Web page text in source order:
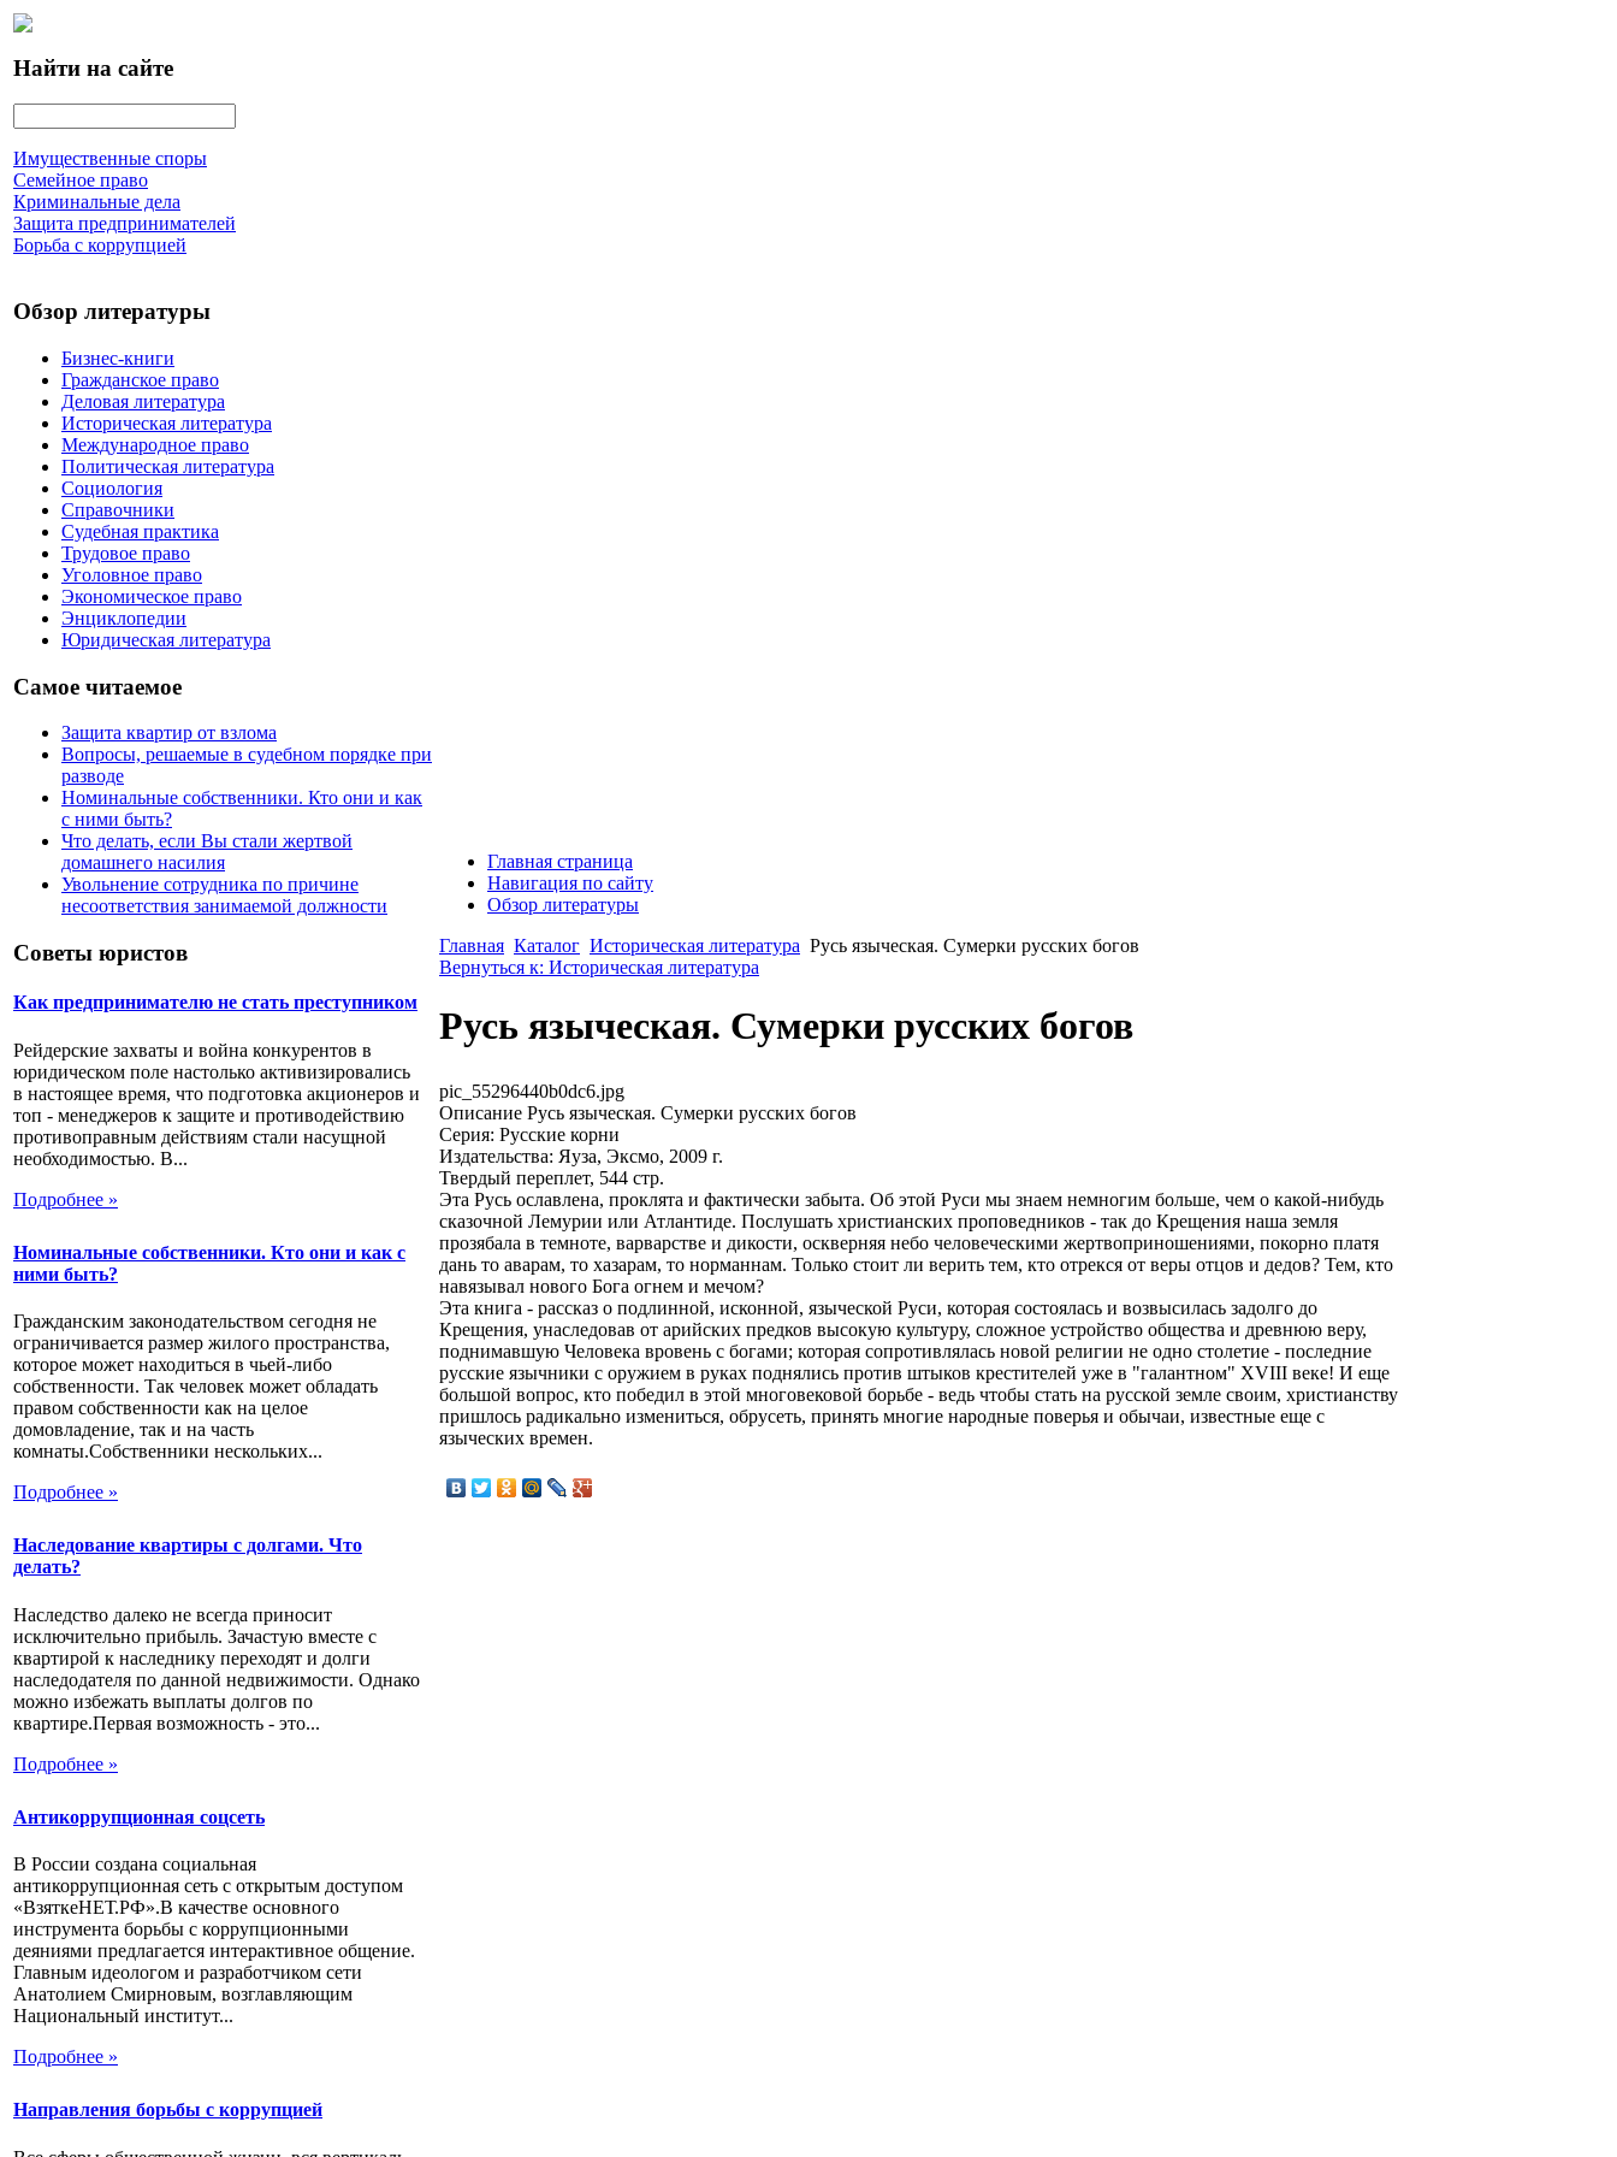
Найти на сайте
Имущественные споры
Семейное право
Криминальные дела
Защита предпринимателей
Борьба с коррупцией
Обзор литературы
Бизнес-книги
Гражданское право
Деловая литература
Историческая литература
Международное право
Политическая литература
Социология
Справочники
Судебная практика
Трудовое право
Уголовное право
Экономическое право
Энциклопедии
Юридическая литература
Самое читаемое
Защита квартир от взлома
Вопросы, решаемые в судебном порядке при
разводе
Номинальные собственники. Кто они и как
с ними быть?
Что делать, если Вы стали жертвой
домашнего насилия
Увольнение сотрудника по причине
несоответствия занимаемой должности
Советы юристов
Как предпринимателю не стать преступником
Рейдерские захваты и война конкурентов в
юридическом поле настолько активизировались
в настоящее время, что подготовка акционеров и
топ - менеджеров к защите и противодействию
противоправным действиям стали насущной
необходимостью. В...
Подробнее »
Номинальные собственники. Кто они и как с
ними быть?
Гражданским законодательством сегодня не
ограничивается размер жилого пространства,
которое может находиться в чьей-либо
собственности. Так человек может обладать
правом собственности как на целое
домовладение, так и на часть
комнаты.Собственники нескольких...
Подробнее »
Наследование квартиры с долгами. Что
делать?
Наследство далеко не всегда приносит
исключительно прибыль. Зачастую вместе с
квартирой к наследнику переходят и долги
наследодателя по данной недвижимости. Однако
можно избежать выплаты долгов по
квартире.Первая возможность - это...
Подробнее »
Антикоррупционная соцсеть
В России создана социальная
антикоррупционная сеть с открытым доступом
«ВзяткеНЕТ.РФ».В качестве основного
инструмента борьбы с коррупционными
деяниями предлагается интерактивное общение.
Главным идеологом и разработчиком сети
Анатолием Смирновым, возглавляющим
Национальный институт...
Подробнее »
Направления борьбы с коррупцией
Главная страница
Навигация по сайту
Обзор литературы
Главная Каталог Историческая литература Русь языческая. Сумерки русских богов
Вернуться к: Историческая литература
Русь языческая. Сумерки русских богов
pic_55296440b0dc6.jpg
Описание Русь языческая. Сумерки русских богов
Серия: Русские корни
Издательства: Яуза, Эксмо, 2009 г.
Твердый переплет, 544 стр.
Эта Русь ославлена, проклята и фактически забыта. Об этой Руси мы знаем немногим больше, чем о какой-нибудь
сказочной Лемурии или Атлантиде. Послушать христианских проповедников - так до Крещения наша земля
прозябала в темноте, варварстве и дикости, оскверняя небо человеческими жертвоприношениями, покорно платя
дань то аварам, то хазарам, то норманнам. Только стоит ли верить тем, кто отрекся от веры отцов и дедов? Тем, кто
навязывал нового Бога огнем и мечом?
Эта книга - рассказ о подлинной, исконной, языческой Руси, которая состоялась и возвысилась задолго до
Крещения, унаследовав от арийских предков высокую культуру, сложное устройство общества и древнюю веру,
поднимавшую Человека вровень с богами; которая сопротивлялась новой религии не одно столетие - последние
русские язычники с оружием в руках поднялись против штыков крестителей уже в "галантном" XVIII веке! И еще
большой вопрос, кто победил в этой многовековой борьбе - ведь чтобы стать на русской земле своим, христианству
пришлось радикально измениться, обрусеть, принять многие народные поверья и обычаи, известные еще с
языческих времен.